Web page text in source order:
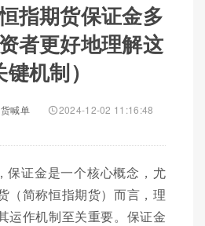
指期货保证金多
者更好地理解这
机制）
喊单 2024-12-02 11:16:48
保证金是一个核心概念，尤
（简称恒指期货）而言，理
运作机制至关重要。保证金